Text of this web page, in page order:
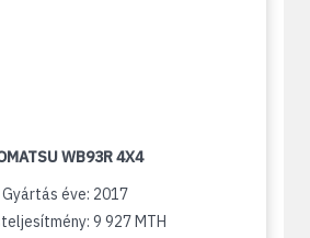
WB93R 4X4
Gyártás éve: 2017
9 927 MTH